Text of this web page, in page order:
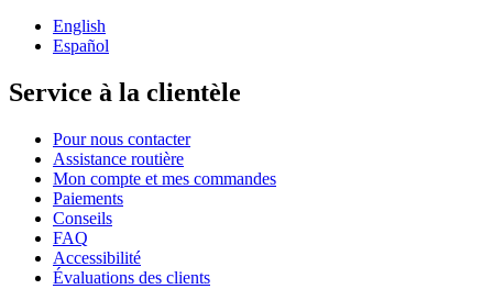
English
Español
Service à la clientèle
Pour nous contacter
Assistance routière
Mon compte et mes commandes
Paiements
Conseils
FAQ
Accessibilité
Évaluations des clients